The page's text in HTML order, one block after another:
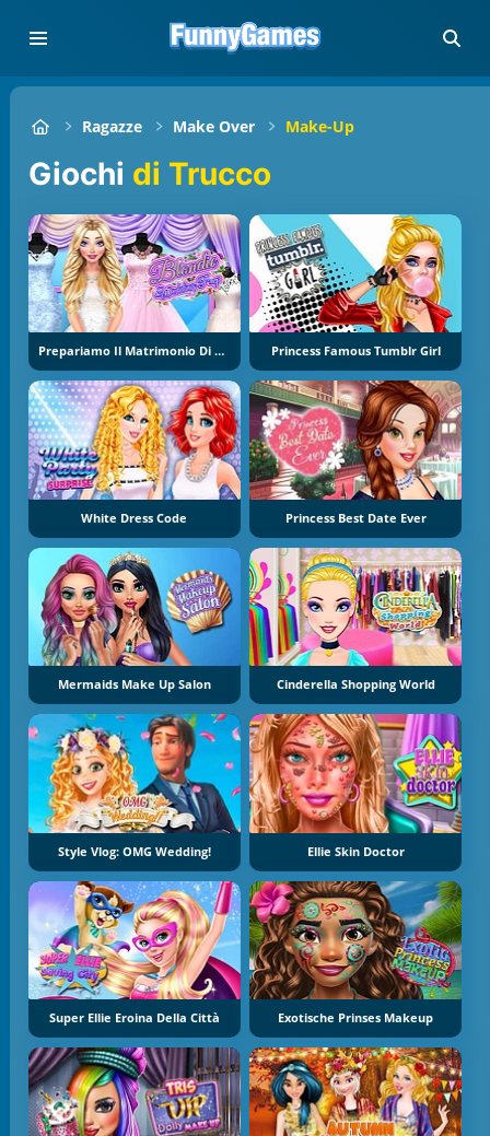
Ragazze Make Over Make-Up
Giochi di Trucco
Prepariamo Il Matrimonio Di Blondie Princess Famous Tumblr Girl
White Dress Code Princess Best Date Ever
Mermaids Make Up Salon Cinderella Shopping World
Style Vlog: OMG Wedding! Ellie Skin Doctor
Super Ellie Eroina Della Città Exotische Prinses Makeup